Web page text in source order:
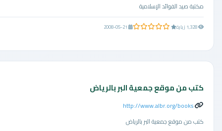
مكتبة صيد الفوائد الإسلامية
0.0 من 5 نجوم 2008-05-21
كتب من موقع جمعية البر بالرياض
http://www.albr.org/books
كتب من موقع جمعية البر بالرياض